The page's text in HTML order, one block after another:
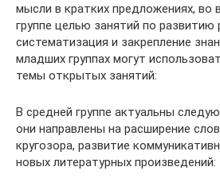
мысли в кратких предложениях, во
группе целью занятий по развитию
систематизация и закрепление
младших группах могут
темы открытых занятий:
В средней группе актуальны
они направлены на расширение
кругозора, развитие
новых литературных произведений: